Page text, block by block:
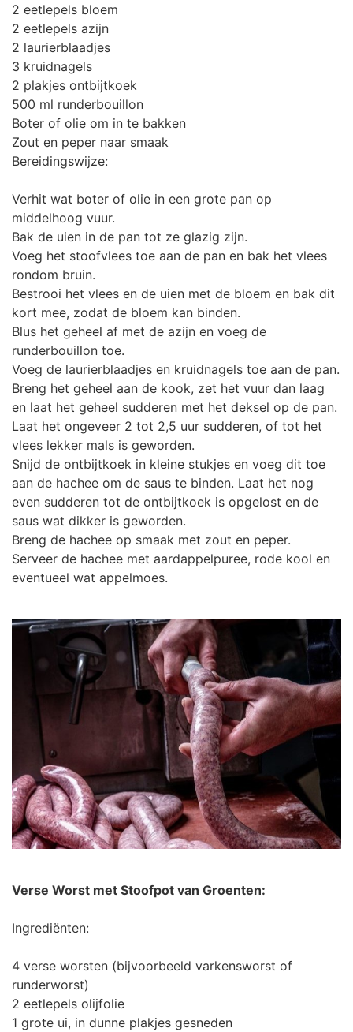
2 eetlepels bloem
2 eetlepels azijn
2 laurierblaadjes
3 kruidnagels
2 plakjes ontbijtkoek
500 ml runderbouillon
Boter of olie om in te bakken
Zout en peper naar smaak
Bereidingswijze:
Verhit wat boter of olie in een grote pan op
middelhoog vuur.
Bak de uien in de pan tot ze glazig zijn.
Voeg het stoofvlees toe aan de pan en bak het vlees
rondom bruin.
Bestrooi het vlees en de uien met de bloem en bak dit
kort mee, zodat de bloem kan binden.
Blus het geheel af met de azijn en voeg de
runderbouillon toe.
Voeg de laurierblaadjes en kruidnagels toe aan de pan.
Breng het geheel aan de kook, zet het vuur dan laag
en laat het geheel sudderen met het deksel op de pan.
Laat het ongeveer 2 tot 2,5 uur sudderen, of tot het
vlees lekker mals is geworden.
Snijd de ontbijtkoek in kleine stukjes en voeg dit toe
aan de hachee om de saus te binden. Laat het nog
even sudderen tot de ontbijtkoek is opgelost en de
saus wat dikker is geworden.
Breng de hachee op smaak met zout en peper.
Serveer de hachee met aardappelpuree, rode kool en
eventueel wat appelmoes.
Verse Worst met Stoofpot van Groenten:
Ingrediënten:
4 verse worsten (bijvoorbeeld varkensworst of
runderworst)
2 eetlepels olijfolie
1 grote ui, in dunne plakjes gesneden